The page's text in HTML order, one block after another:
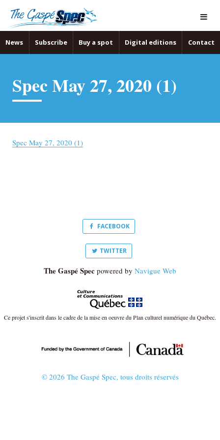
News Subscribe Buy a spot Digital editions Contact
Spec May 27, 2020 (1)
Spec May 27, 2020 (1)
FACEBOOK
TWITTER
The Gaspé Spec powered by Navigue Web
Ce projet s'inscrit dans le cadre de la mise en oeuvre du Plan culturel numérique du Québec.
© 2026 The Gaspé Spec, tous droits réservés